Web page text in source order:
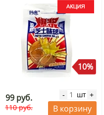
10%
99 руб.
110 руб.
- шт +
В корзину